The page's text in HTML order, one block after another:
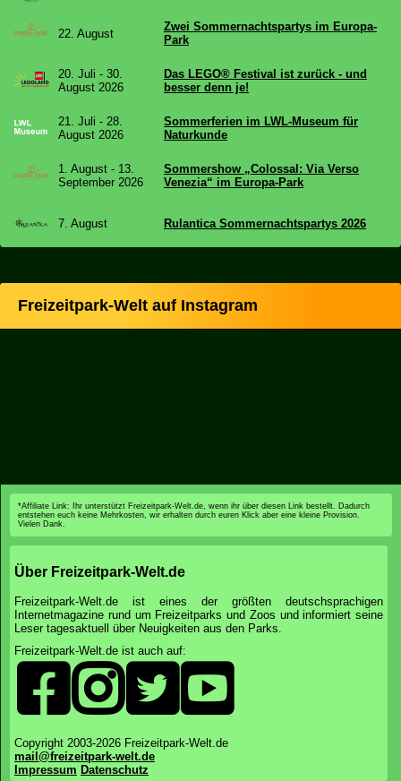
22. August
Zwei Sommernachtspartys im Europa-
Park
20. Juli - 30.
August 2026
Das LEGO® Festival ist zurück - und
besser denn je!
21. Juli - 28.
August 2026
Sommerferien im LWL-Museum für
Naturkunde
1. August - 13.
September 2026
Sommershow „Colossal: Via Verso
Venezia“ im Europa-Park
7. August Rulantica Sommernachtspartys 2026
Freizeitpark-Welt auf Instagram
*Affiliate Link: Ihr unterstützt Freizeitpark-Welt.de, wenn ihr über diesen Link bestellt. Dadurch
entstehen euch keine Mehrkosten, wir erhalten durch euren Klick aber eine kleine Provision.
Vielen Dank.
Über Freizeitpark-Welt.de
Freizeitpark-Welt.de ist eines der größten deutschsprachigen
Internetmagazine rund um Freizeitparks und Zoos und informiert seine
Leser tagesaktuell über Neuigkeiten aus den Parks.
Freizeitpark-Welt.de ist auch auf:
Copyright 2003-2026 Freizeitpark-Welt.de
mail@freizeitpark-welt.de
Impressum Datenschutz